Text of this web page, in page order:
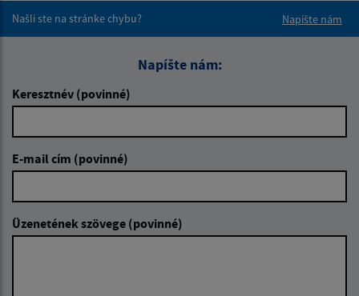
Našli ste na stránke chybu?
Napíšte nám
Napíšte nám:
Keresztnév (povinné)
E-mail cím (povinné)
Üzenetének szövege (povinné)